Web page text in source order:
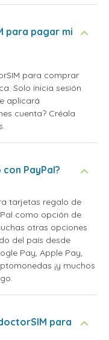
para pagar mi
para comprar
Solo inicia sesión
aplicará
cuenta? Créala
PayPal?
tarjetas regalo de
como opción de
otras opciones
del país desde
Pay, Apple Pay,
¡y muchos
para